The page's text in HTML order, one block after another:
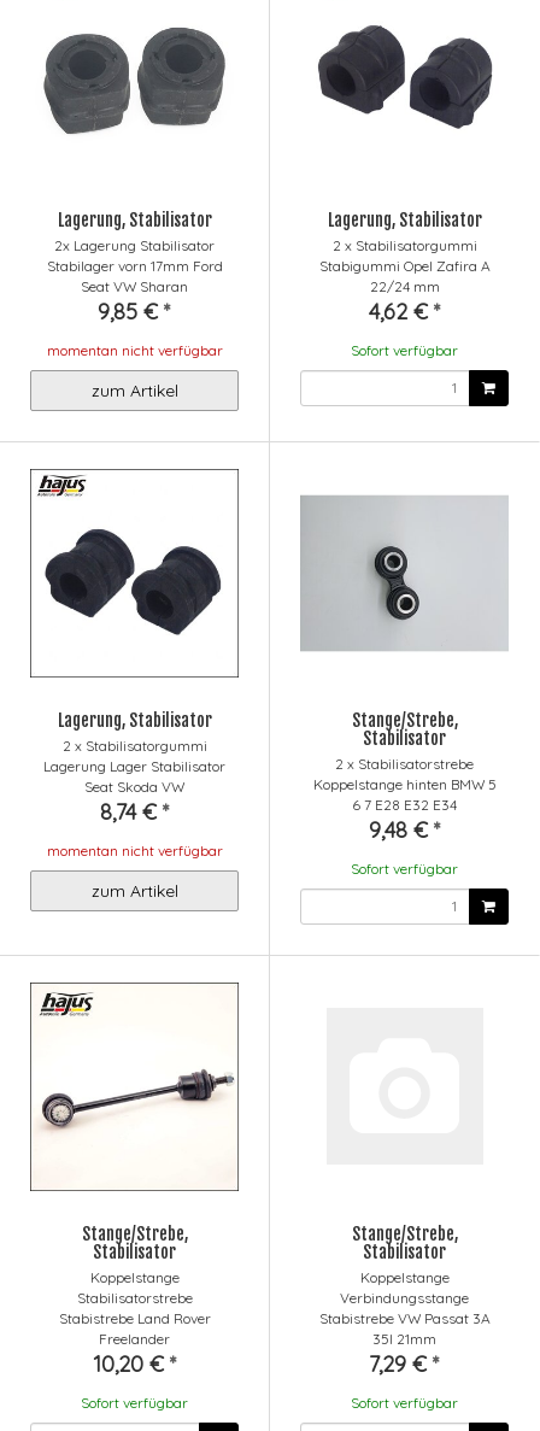
Lagerung, Stabilisator
2x Lagerung Stabilisator
Stabilager vorn 17mm Ford
Seat VW Sharan
9,85 € *
momentan nicht verfügbar
zum Artikel
Lagerung, Stabilisator
2 x Stabilisatorgummi
Stabigummi Opel Zafira A
22/24 mm
4,62 € *
Sofort verfügbar
Lagerung, Stabilisator
2 x Stabilisatorgummi
Lagerung Lager Stabilisator
Seat Skoda VW
8,74 € *
momentan nicht verfügbar
zum Artikel
Stange/Strebe,
Stabilisator
2 x Stabilisatorstrebe
Koppelstange hinten BMW 5
6 7 E28 E32 E34
9,48 € *
Sofort verfügbar
Stange/Strebe,
Stabilisator
Koppelstange
Stabilisatorstrebe
Stabistrebe Land Rover
Freelander
10,20 € *
Sofort verfügbar
Stange/Strebe,
Stabilisator
Koppelstange
Verbindungsstange
Stabistrebe VW Passat 3A
35I 21mm
7,29 € *
Sofort verfügbar